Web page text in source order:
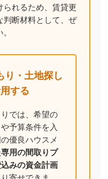
れるため、賃貸更
判断材料として、ぜ
り・土地探し
する
では、希望の
予算条件を入
優良ハウスメ
専用の間取りプ
みの資金計画